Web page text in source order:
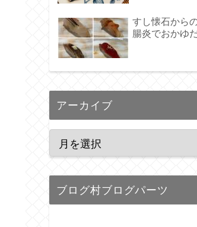
すし懐石から
腸炎でおかゆ
アーカイブ
ブログ村ブログパーツ